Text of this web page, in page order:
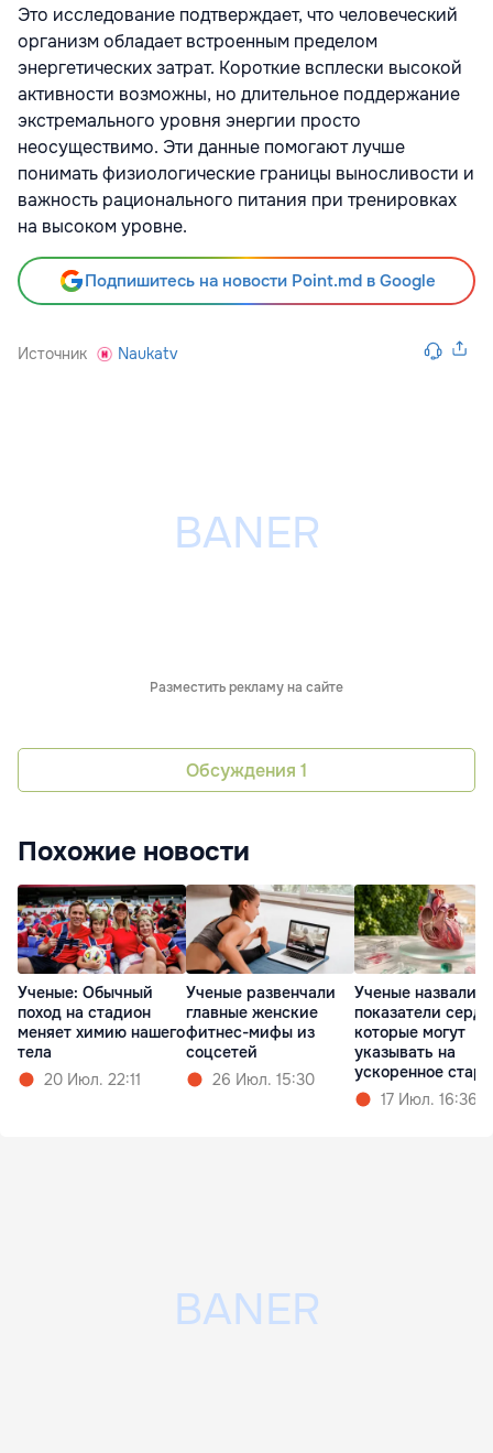
Это исследование подтверждает, что человеческий
организм обладает встроенным пределом
энергетических затрат. Короткие всплески высокой
активности возможны, но длительное поддержание
экстремального уровня энергии просто
неосуществимо. Эти данные помогают лучше
понимать физиологические границы выносливости и
важность рационального питания при тренировках
на высоком уровне.
Подпишитесь на новости Point.md в Google
Источник Naukatv
Разместить рекламу на сайте
Обсуждения 1
Похожие новости
Ученые: Обычный
поход на стадион
меняет химию нашего
тела
20 Июл. 22:11
Ученые развенчали
главные женские
фитнес-мифы из
соцсетей
26 Июл. 15:30
Ученые назвали
показатели
которые могут
указывать на
ускоренное
17 Июл. 16:36